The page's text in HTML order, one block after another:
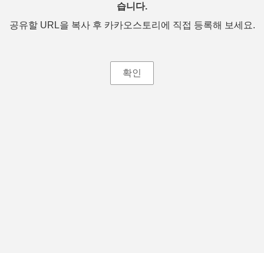
습니다.
공유할 URL을 복사 후 카카오스토리에 직접 등록해 보세요.
확인